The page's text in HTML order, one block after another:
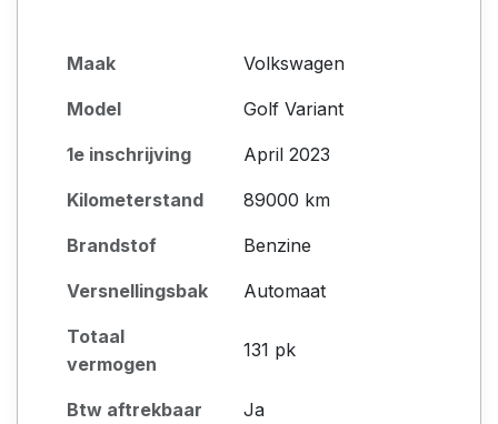
Maak Volkswagen
Model Golf Variant
1e inschrijving April 2023
Kilometerstand 89000 km
Brandstof Benzine
Versnellingsbak Automaat
Totaal
vermogen
131 pk
Btw aftrekbaar Ja